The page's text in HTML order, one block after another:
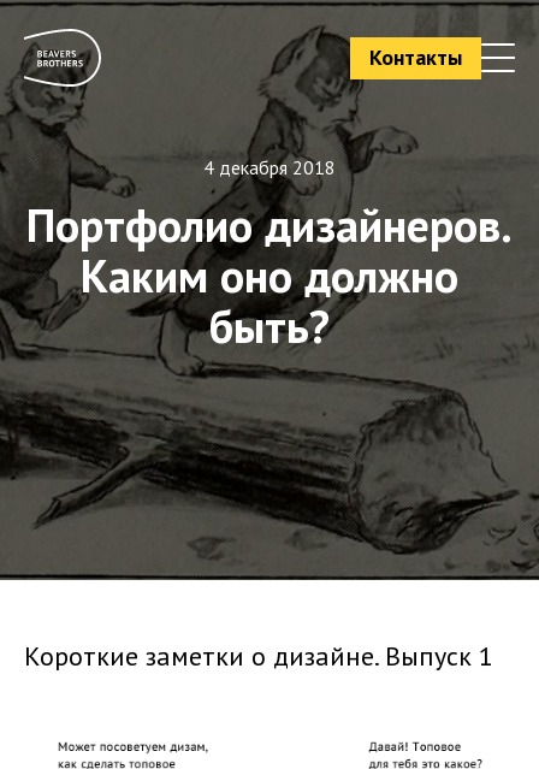
Контакты
4 декабря 2018
Портфолио дизайнеров.
Каким оно должно
быть?
Короткие заметки о дизайне. Выпуск 1